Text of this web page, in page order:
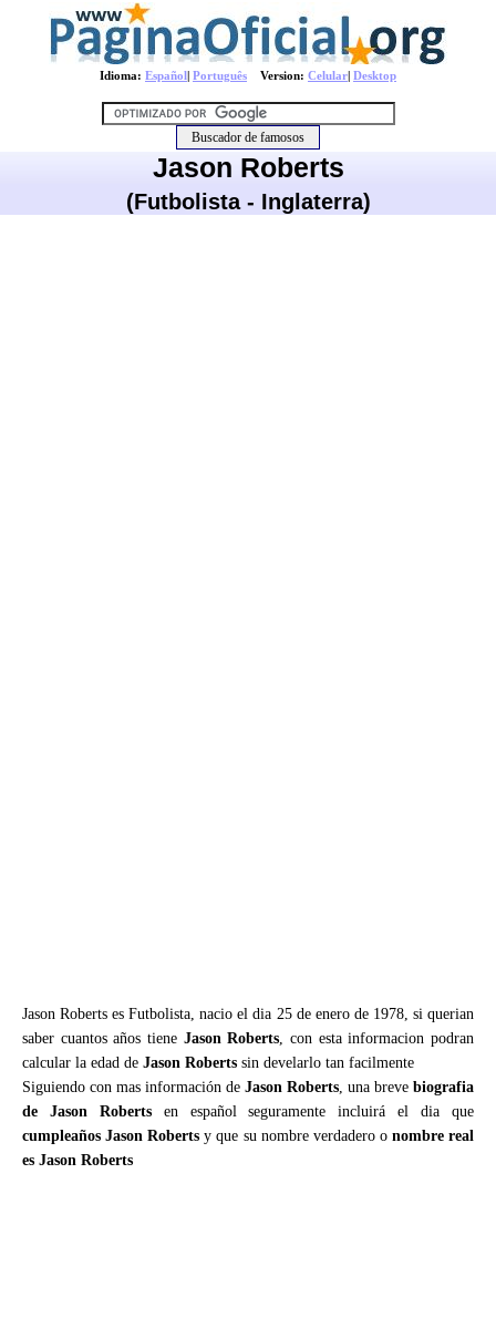
Idioma: Español| Português Version: Celular| Desktop
Jason Roberts
(Futbolista - Inglaterra)
Jason Roberts es Futbolista, nacio el dia 25 de enero de 1978, si querian
saber cuantos años tiene Jason Roberts, con esta informacion podran
calcular la edad de Jason Roberts sin develarlo tan facilmente
Siguiendo con mas información de Jason Roberts, una breve biografia
de Jason Robertsen español seguramente incluirá el dia que
cumpleaños Jason Roberts y que su nombre verdadero o nombre real
es Jason Roberts